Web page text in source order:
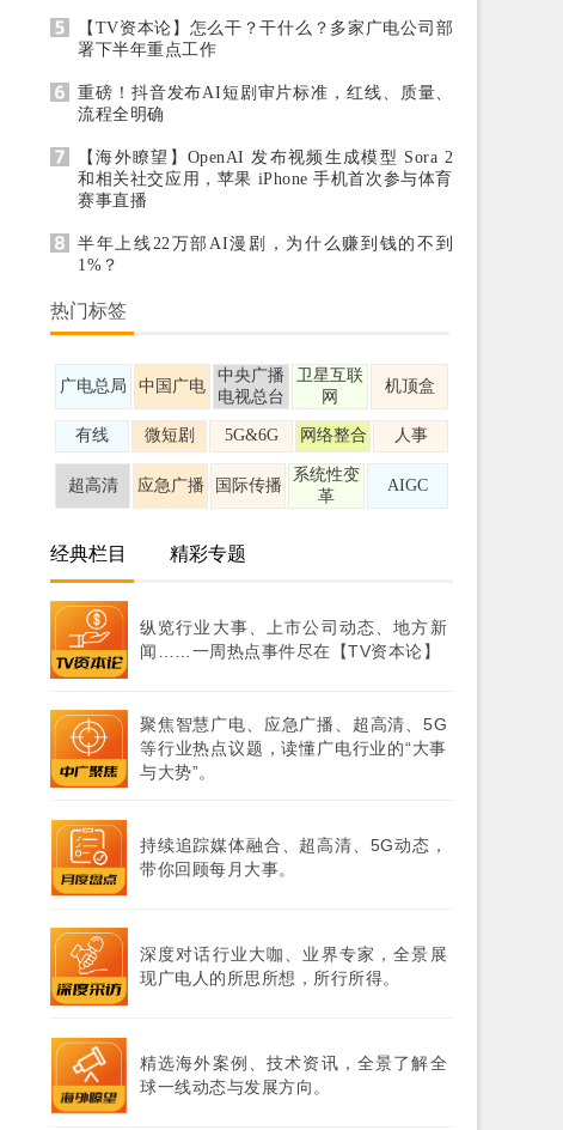
【TV资本论】怎么干？干什么？多家广电公司部
署下半年重点工作
重磅！抖音发布AI短剧审片标准，红线、质量、
流程全明确
【海外瞭望】OpenAI 发布视频生成模型 Sora 2
和相关社交应用，苹果 iPhone 手机首次参与体育
赛事直播
半年上线22万部AI漫剧，为什么赚到钱的不到
1%？
热门标签
广电总局 中国广电
中央广播
电视总台
卫星互联
网
机顶盒
有线 微短剧 5G&6G 网络整合 人事
超高清 应急广播 国际传播
系统性变
革
AIGC
经典栏目 精彩专题
纵览行业大事、上市公司动态、地方新
闻……一周热点事件尽在【TV资本论】
聚焦智慧广电、应急广播、超高清、5G
等行业热点议题，读懂广电行业的“大事
与大势”。
持续追踪媒体融合、超高清、5G动态，
带你回顾每月大事。
深度对话行业大咖、业界专家，全景展
现广电人的所思所想，所行所得。
精选海外案例、技术资讯，全景了解全
球一线动态与发展方向。